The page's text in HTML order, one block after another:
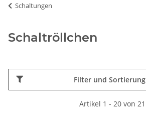
Schaltungen
Schaltröllchen
Filter und Sortierung
Artikel 1 - 20 von 21